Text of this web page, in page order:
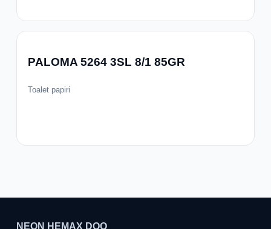
PALOMA 5264 3SL 8/1 85GR
Toalet papiri
NEON HEMAX DOO